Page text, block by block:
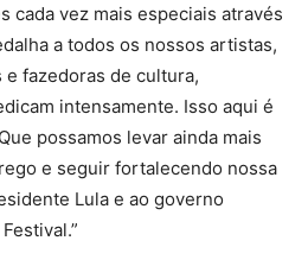
cada vez mais especiais através
a todos os nossos artistas,
fazedoras de cultura,
intensamente. Isso aqui é
possamos levar ainda mais
e seguir fortalecendo nossa
Lula e ao governo